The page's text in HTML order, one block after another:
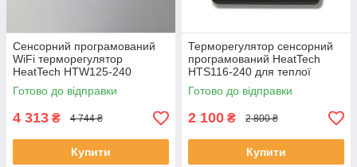
Сенсорний програмований
WiFi терморегулятор
HeatTech HTW125-240
Готово до відправки
4 313 ₴ 4 744 ₴
Купити
Терморегулятор сенсорний
програмований HeatTech
HTS116-240 для теплої
підлоги
Готово до відправки
2 100 ₴ 2 800 ₴
Купити